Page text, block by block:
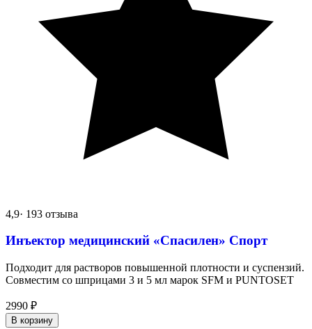
4,9· 193 отзыва
Инъектор медицинский «Спасилен» Спорт
Подходит для растворов повышенной плотности и суспензий.
Совместим со шприцами 3 и 5 мл марок SFM и PUNTOSET
2990 ₽
В корзину